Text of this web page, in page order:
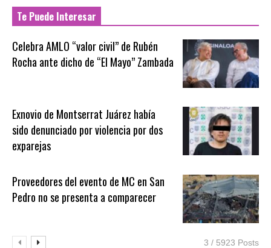
Te Puede Interesar
Celebra AMLO “valor civil” de Rubén
Rocha ante dicho de “El Mayo” Zambada
Exnovio de Montserrat Juárez había
sido denunciado por violencia por dos
exparejas
Proveedores del evento de MC en San
Pedro no se presenta a comparecer
3 / 5923 Posts